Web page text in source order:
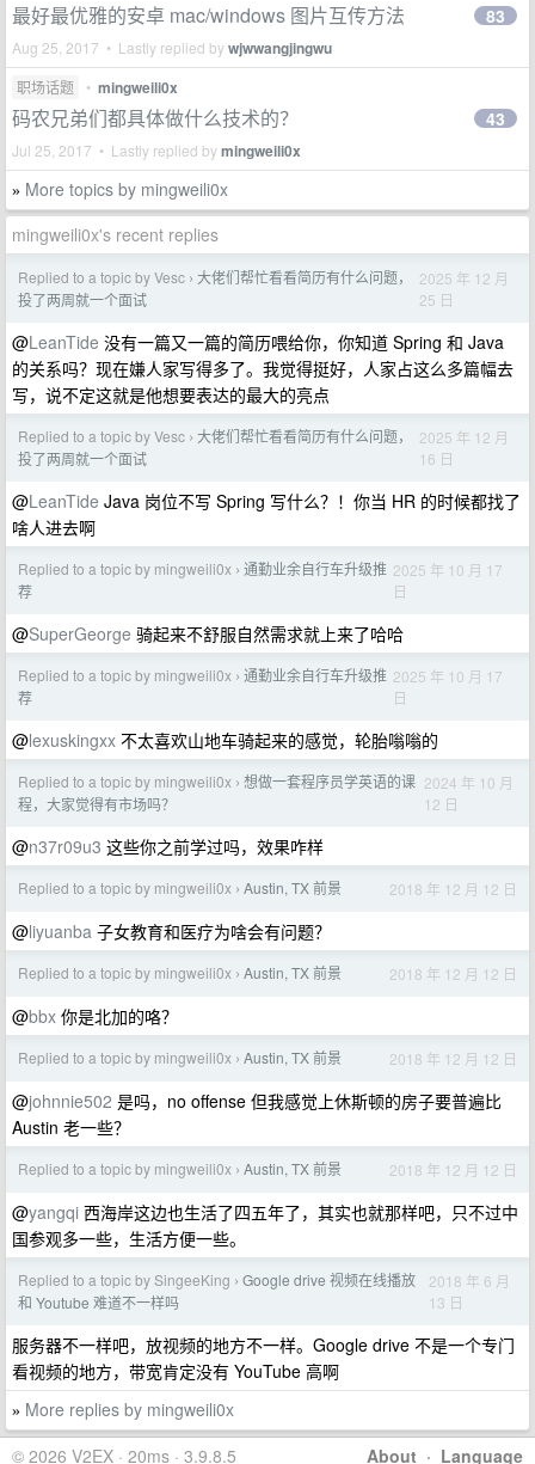
最好最优雅的安卓 mac/windows 图片互传方法
Aug 25, 2017 • Lastly replied bywjwwangjingwu
83
职场话题 • mingweili0x
码农兄弟们都具体做什么技术的？
Jul 25, 2017 • Lastly replied bymingweili0x
43
» More topics by mingweili0x
mingweili0x's recent replies
Replied to a topic by Vesc › 大佬们帮忙看看简历有什么问题，
投了两周就一个面试
2025 年 12 月
25 日
@LeanTide 没有一篇又一篇的简历喂给你，你知道 Spring 和 Java
的关系吗？现在嫌人家写得多了。我觉得挺好，人家占这么多篇幅去
写，说不定这就是他想要表达的最大的亮点
Replied to a topic by Vesc › 大佬们帮忙看看简历有什么问题，
投了两周就一个面试
2025 年 12 月
16 日
@LeanTide Java 岗位不写 Spring 写什么？！你当 HR 的时候都找了
啥人进去啊
Replied to a topic by mingweili0x › 通勤业余自行车升级推
荐
2025 年 10 月 17
日
@SuperGeorge 骑起来不舒服自然需求就上来了哈哈
Replied to a topic by mingweili0x › 通勤业余自行车升级推
荐
2025 年 10 月 17
日
@lexuskingxx 不太喜欢山地车骑起来的感觉，轮胎嗡嗡的
Replied to a topic by mingweili0x › 想做一套程序员学英语的课
程，大家觉得有市场吗？
2024 年 10 月
12 日
@n37r09u3 这些你之前学过吗，效果咋样
Replied to a topic by mingweili0x › Austin, TX 前景 2018 年 12 月 12 日
@liyuanba 子女教育和医疗为啥会有问题？
Replied to a topic by mingweili0x › Austin, TX 前景 2018 年 12 月 12 日
@bbx 你是北加的咯？
Replied to a topic by mingweili0x › Austin, TX 前景 2018 年 12 月 12 日
@johnnie502 是吗，no offense 但我感觉上休斯顿的房子要普遍比
Austin 老一些？
Replied to a topic by mingweili0x › Austin, TX 前景 2018 年 12 月 12 日
@yangqi 西海岸这边也生活了四五年了，其实也就那样吧，只不过中
国参观多一些，生活方便一些。
Replied to a topic by SingeeKing › Google drive 视频在线播放
和 Youtube 难道不一样吗
2018 年 6 月
13 日
服务器不一样吧，放视频的地方不一样。Google drive 不是一个专门
看视频的地方，带宽肯定没有 YouTube 高啊
» More replies by mingweili0x
About · Language
© 2026 V2EX · 20ms · 3.9.8.5